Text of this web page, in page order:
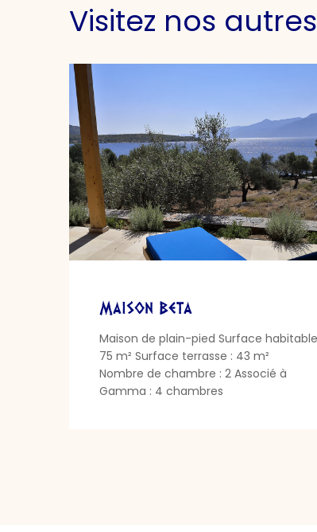
Visitez nos
Maison Beta
Maison de plain-pied Surface
75 m² Surface terrasse : 43 m²
Nombre de chambre : 2 Associé à
Gamma : 4 chambres